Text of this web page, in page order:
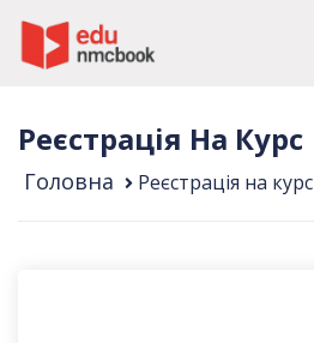
Реєстрація На Курс
Головна Реєстрація на курс